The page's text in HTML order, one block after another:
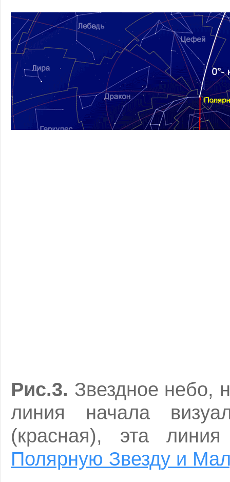
Рис.3. Звездное небо,
линия начала
(красная), эта
Полярную Звезду и